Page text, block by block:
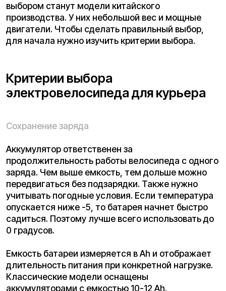
Аккумулятор ответственен за
продолжительность работы велосипеда с одного
заряда. Чем выше емкость, тем дольше можно
передвигаться без подзарядки. Также нужно
учитывать погодные условия. Если температура
Емкость батареи измеряется в Ah и отображает
длительность питания при конкретной нагрузке.
Максимальная эксплуатация без подзарядки
Съемный аккумулятор
Такие батареи можно вытаскивать из корпуса и
заряжать от сети отдельно. Для курьеров такой
вариант подойдет лучше всего. Можно
дополнительно купить сменную батарею и возить
с собой, чтобы не тратить время на зарядку.
Скорость зарядки напрямую зависит от
напряжения и емкости. Эконом варианты
розетки. Важно контролировать, чтобы батарея
не перегревалась. В противном случае
количество циклов работы будет снижаться.
Лучше всего ставить на зарядку через 5 часов.